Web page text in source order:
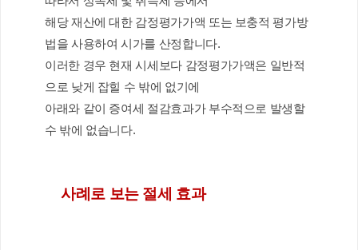
해당 재산에 대한 감정평가가액 또는 보충적 평가방
법을 사용하여 시가를 산정합니다.
이러한 경우 현재 시세보다 감정평가가액은 일반적
으로 낮게 잡힐 수 밖에 없기에
아래와 같이 증여세 절감효과가 부수적으로 발생할
수 밖에 없습니다.
사례로 보는 절세 효과